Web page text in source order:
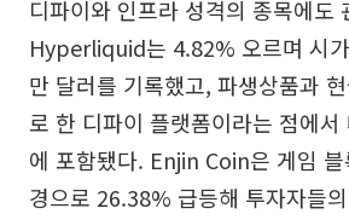
디파이와 인프라 성격의 종목에도
Hyperliquid는 4.82% 오르며 시
만 달러를 기록했고, 파생상품과
로 한 디파이 플랫폼이라는 점에
에 포함됐다. Enjin Coin은 게임
경으로 26.38% 급등해 투자자들